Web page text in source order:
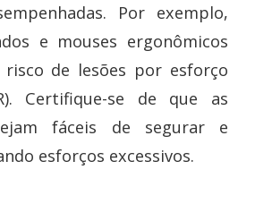
Por exemplo,
e mouses ergonômicos
de lesões por esforço
Certifique-se de que as
fáceis de segurar e
esforços excessivos.